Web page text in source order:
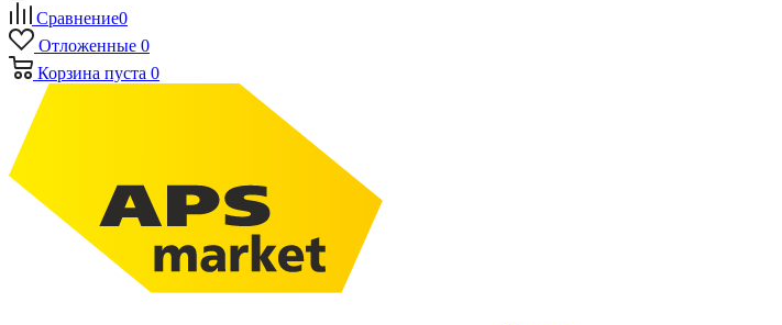
Сравнение0
Отложенные 0
Корзина пуста 0